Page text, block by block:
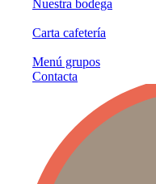
Nuestra bodega
Carta cafetería
Menú grupos
Contacta